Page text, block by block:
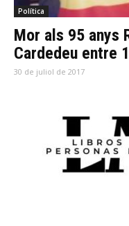
Política
Mor als 95 anys
Cardedeu entre
30 de juliol de 2017